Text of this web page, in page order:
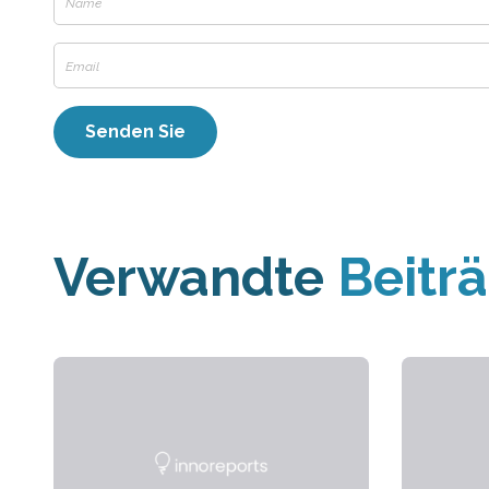
Verwandte